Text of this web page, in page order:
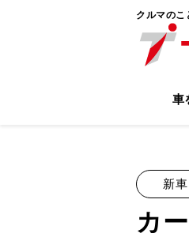
クルマのこ
車
新車
カ